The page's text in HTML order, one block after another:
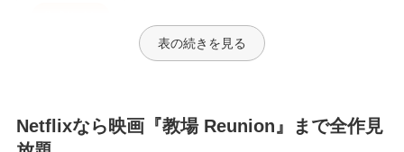
表の続きを見る
Netflixなら映画『教場 Reunion』まで全作見